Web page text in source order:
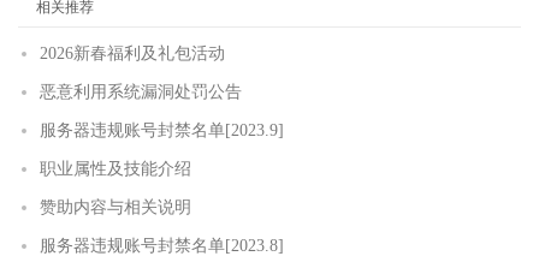
相关推荐
2026新春福利及礼包活动
恶意利用系统漏洞处罚公告
服务器违规账号封禁名单[2023.9]
职业属性及技能介绍
赞助内容与相关说明
服务器违规账号封禁名单[2023.8]